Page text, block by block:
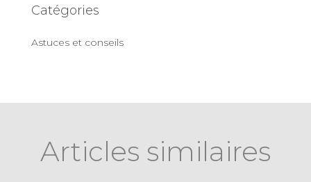
Catégories
Astuces et conseils
Articles similaires